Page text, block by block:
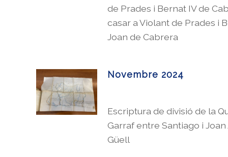
de Prades i Bernat IV de
casar a Violant de Prades i
Joan de Cabrera
Novembre 2024
Escriptura de divisió de la
Garraf entre Santiago i
Güell